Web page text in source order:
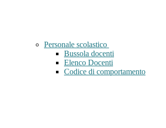
Personale scolastico
Bussola docenti
Elenco Docenti
Codice di comportamento